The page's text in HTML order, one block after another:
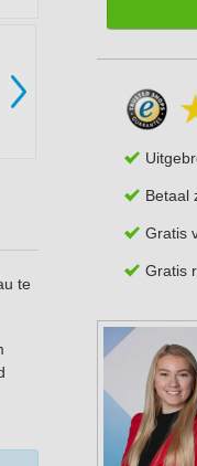
te
Betaal
Gratis
Gratis